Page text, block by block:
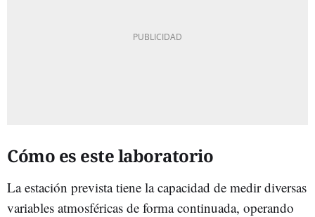
Cómo es este laboratorio
La estación prevista tiene la capacidad de medir diversas
variables atmosféricas de forma continuada, operando